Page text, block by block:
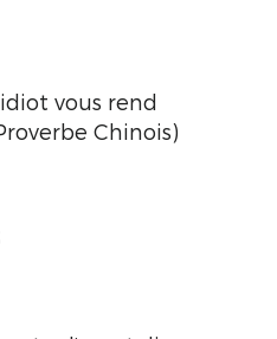
vous rend
Chinois)